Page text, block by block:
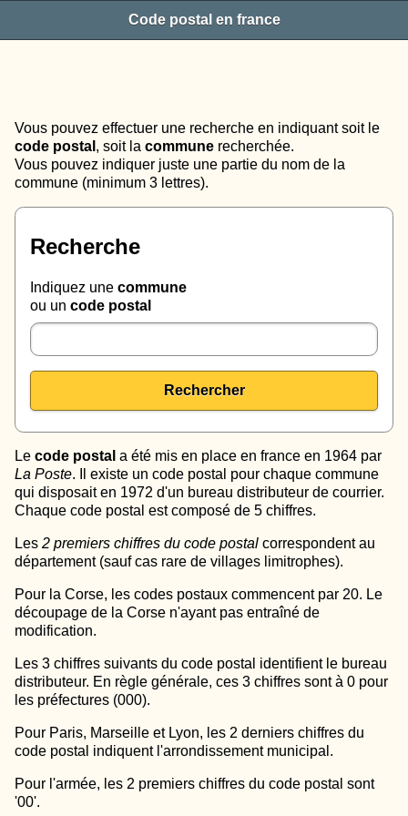
Code postal en france
Vous pouvez effectuer une recherche en indiquant soit le
code postal , soit la commune recherchée.
Vous pouvez indiquer juste une partie du nom de la
commune (minimum 3 lettres).
Recherche
Indiquez une commune
ou un code postal
Rechercher
Le code postal a été mis en place en france en 1964 par
La Poste. Il existe un code postal pour chaque commune
qui disposait en 1972 d'un bureau distributeur de courrier.
Chaque code postal est composé de 5 chiffres.
Les 2 premiers chiffres du code postal correspondent au
département (sauf cas rare de villages limitrophes).
Pour la Corse, les codes postaux commencent par 20. Le
découpage de la Corse n'ayant pas entraîné de
modification.
Les 3 chiffres suivants du code postal identifient le bureau
distributeur. En règle générale, ces 3 chiffres sont à 0 pour
les préfectures (000).
Pour Paris, Marseille et Lyon, les 2 derniers chiffres du
code postal indiquent l'arrondissement municipal.
Pour l'armée, les 2 premiers chiffres du code postal sont
'00'.